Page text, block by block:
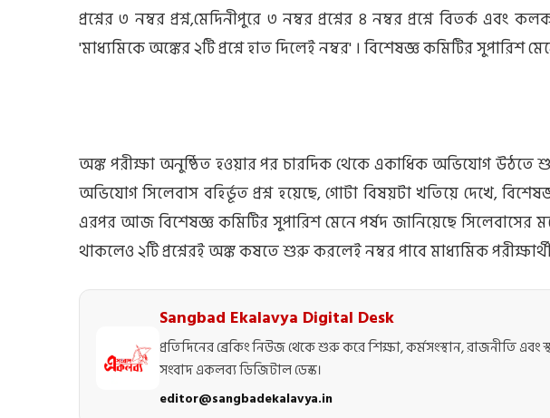
প্রশ্নের ৩ নম্বর প্রশ্ন,মেদিনীপুরে ৩ নম্বর প্রশ্নের ৪ নম্বর প্রশ্নে বিতর্ক এবং
'মাধ্যমিকে অঙ্কের ২টি প্রশ্নে হাত দিলেই নম্বর' । বিশেষজ্ঞ কমিটির সুপারিশ
অঙ্ক পরীক্ষা অনুষ্ঠিত হওয়ার পর চারদিক থেকে একাধিক অভিযোগ উঠতে
অভিযোগ সিলেবাস বহির্ভূত প্রশ্ন হয়েছে, গোটা বিষয়টা খতিয়ে দেখে,
এরপর আজ বিশেষজ্ঞ কমিটির সুপারিশ মেনে পর্ষদ জানিয়েছে সিলেবাসের
থাকলেও ২টি প্রশ্নেরই অঙ্ক কষতে শুরু করলেই নম্বর পাবে মাধ্যমিক
Sangbad Ekalavya Digital Desk
প্রতিদিনের ব্রেকিং নিউজ থেকে শুরু করে শিক্ষা, কর্মসংস্থান, রাজনীতি
সংবাদ একলব্য ডিজিটাল ডেস্ক।
editor@sangbadekalavya.in